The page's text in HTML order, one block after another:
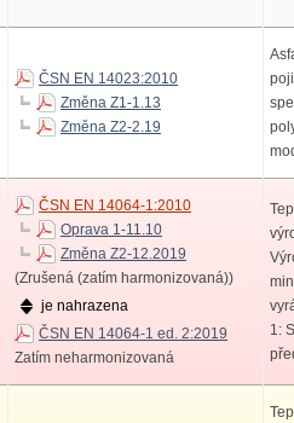
ČSN EN 14023:2010
Změna Z1-1.13
Změna Z2-2.19
ČSN EN 14064-1:2010
Oprava 1-11.10
Změna Z2-12.2019
(Zrušená (zatím harmonizovaná))
je nahrazena
ČSN EN 14064-1 ed. 2:2019
Zatím neharmonizovaná
1: